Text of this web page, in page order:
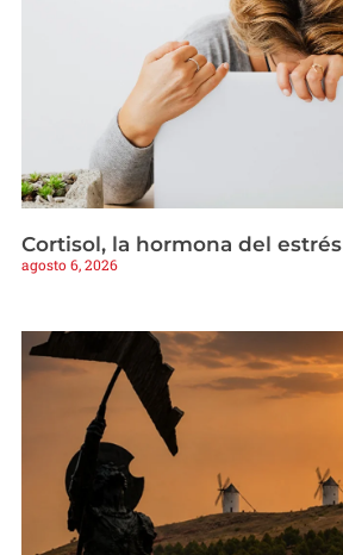
Cortisol, la hormona del estrés
agosto 6, 2026